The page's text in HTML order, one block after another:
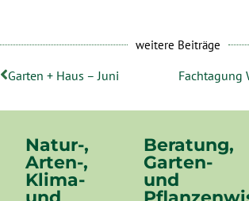
weitere Beiträge
Garten + Haus – Juni
Natur-,
Arten-,
Klima-
Beratung,
Garten-
und